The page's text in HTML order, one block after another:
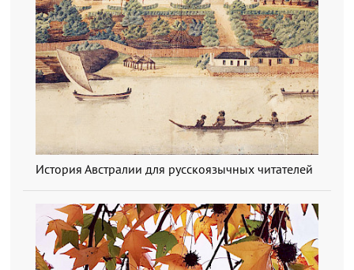
История Австралии для русскоязычных читателей